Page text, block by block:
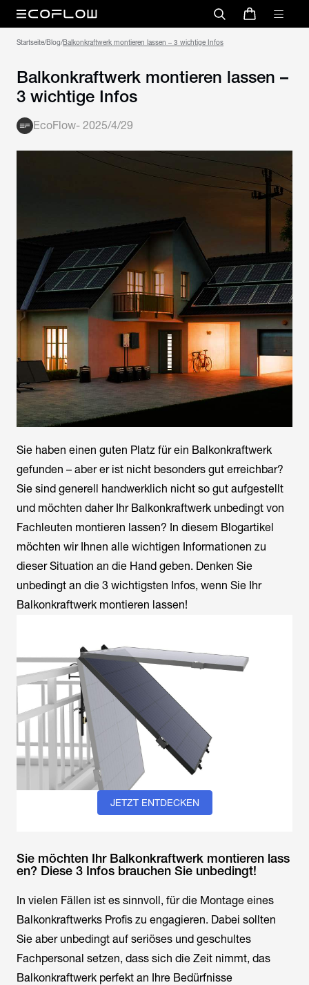
Startseite/Blog/Balkonkraftwerk montieren lassen – 3 wichtige Infos
Balkonkraftwerk montieren lassen –
3 wichtige Infos
EcoFlow- 2025/4/29
Sie haben einen guten Platz für ein Balkonkraftwerk
gefunden – aber er ist nicht besonders gut erreichbar?
Sie sind generell handwerklich nicht so gut aufgestellt
und möchten daher Ihr Balkonkraftwerk unbedingt von
Fachleuten montieren lassen? In diesem Blogartikel
möchten wir Ihnen alle wichtigen Informationen zu
dieser Situation an die Hand geben. Denken Sie
unbedingt an die 3 wichtigsten Infos, wenn Sie Ihr
Balkonkraftwerk montieren lassen!
JETZT ENTDECKEN
Sie möchten Ihr Balkonkraftwerk montieren lass
en? Diese 3 Infos brauchen Sie unbedingt!
In vielen Fällen ist es sinnvoll, für die Montage eines
Balkonkraftwerks Profis zu engagieren. Dabei sollten
Sie aber unbedingt auf seriöses und geschultes
Fachpersonal setzen, dass sich die Zeit nimmt, das
Balkonkraftwerk perfekt an Ihre Bedürfnisse